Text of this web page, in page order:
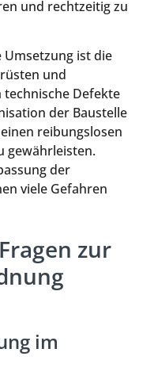
und rechtzeitig zu
Umsetzung ist die
und
Defekte
der Baustelle
reibungslosen
gewährleisten.
der
viele Gefahren
zur
im